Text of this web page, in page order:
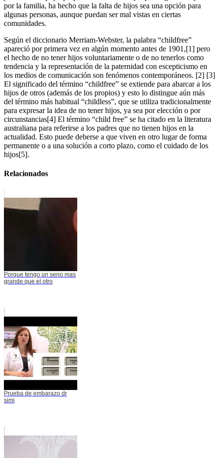
por la familia, ha hecho que la falta de hijos sea una opción para
algunas personas, aunque puedan ser mal vistas en ciertas
comunidades.
Según el diccionario Merriam-Webster, la palabra “childfree”
apareció por primera vez en algún momento antes de 1901,[1] pero
el hecho de no tener hijos voluntariamente o de no tenerlos como
tendencia y la representación de la paternidad con escepticismo en
los medios de comunicación son fenómenos contemporáneos. [2] [3]
El significado del término “childfree” se extiende para abarcar a los
hijos de otros (además de los propios) y esto lo distingue aún más
del término más habitual “childless”, que se utiliza tradicionalmente
para expresar la idea de no tener hijos, ya sea por elección o por
circunstancias[4] El término “child free” se ha citado en la literatura
australiana para referirse a los padres que no tienen hijos en la
actualidad. Esto puede deberse a que viven en otro lugar de forma
permanente o a una solución a corto plazo, como el cuidado de los
hijos[5].
Relacionados
Porque tengo un seno mas
grande que el otro
Prueba de embarazo dr
simi